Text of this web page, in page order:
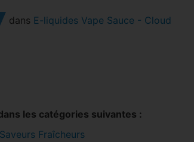
dans E-liquides Vape Sauce - Cloud
les catégories suivantes :
Fraîcheurs